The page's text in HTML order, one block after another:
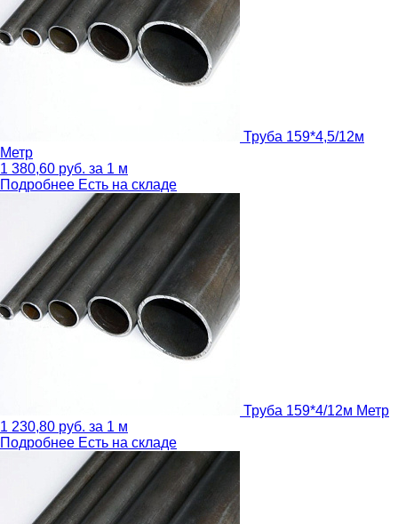
Труба 159*4,5/12м
Метр
1 380,60 руб. за 1 м
Подробнее Есть на складе
Труба 159*4/12м Метр
1 230,80 руб. за 1 м
Подробнее Есть на складе